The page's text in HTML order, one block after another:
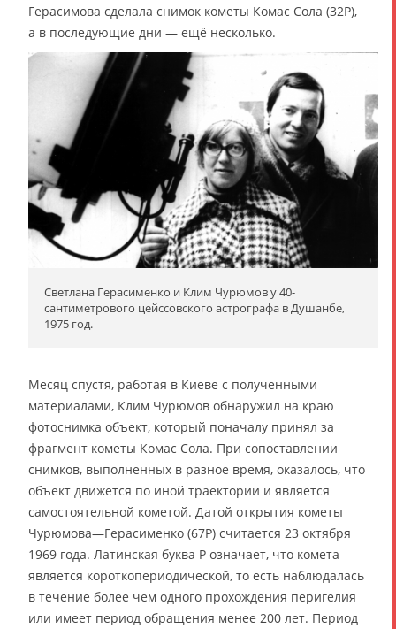
Герасимова сделала снимок кометы Комас Сола (32P),
а в последующие дни — ещё несколько.
Светлана Герасименко и Клим Чурюмов у 40-
сантиметрового цейссовского астрографа в Душанбе,
1975 год.
Месяц спустя, работая в Киеве с полученными
материалами, Клим Чурюмов обнаружил на краю
фотоснимка объект, который поначалу принял за
фрагмент кометы Комас Сола. При сопоставлении
снимков, выполненных в разное время, оказалось, что
объект движется по иной траектории и является
самостоятельной кометой. Датой открытия кометы
Чурюмова—Герасименко (67P) считается 23 октября
1969 года. Латинская буква P означает, что комета
является короткопериодической, то есть наблюдалась
в течение более чем одного прохождения перигелия
или имеет период обращения менее 200 лет. Период